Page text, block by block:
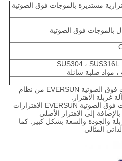
مستديرة بالموجات فوق الصوتية
بالموجات فوق الصوتية
مواد صلبة سائلة
تتكون آلة غربلة الاهتزاز بالموجات فوق الصوتية EVERSUN من نظام
غربلة الاهتزاز.
التكنولوجيا ، سينقل نظام الموجات فوق الصوتية EVERSUN الاهتزازات
إلى الاهتزاز الأصلي
والجودة والسعة بشكل كبير. كما
المثالي